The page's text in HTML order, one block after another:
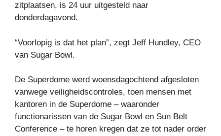
zitplaatsen, is 24 uur uitgesteld naar
donderdagavond.
“Voorlopig is dat het plan”, zegt Jeff Hundley, CEO
van Sugar Bowl.
De Superdome werd woensdagochtend afgesloten
vanwege veiligheidscontroles, toen mensen met
kantoren in de Superdome – waaronder
functionarissen van de Sugar Bowl en Sun Belt
Conference – te horen kregen dat ze tot nader order